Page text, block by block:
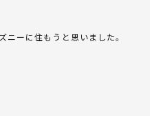
ニーに住もうと思いました。